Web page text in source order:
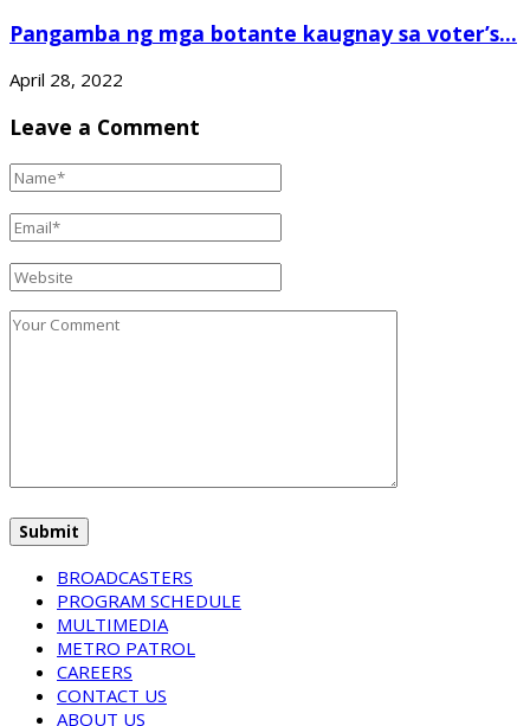
Pangamba ng mga botante kaugnay sa voter’s...
April 28, 2022
Leave a Comment
BROADCASTERS
PROGRAM SCHEDULE
MULTIMEDIA
METRO PATROL
CAREERS
CONTACT US
ABOUT US